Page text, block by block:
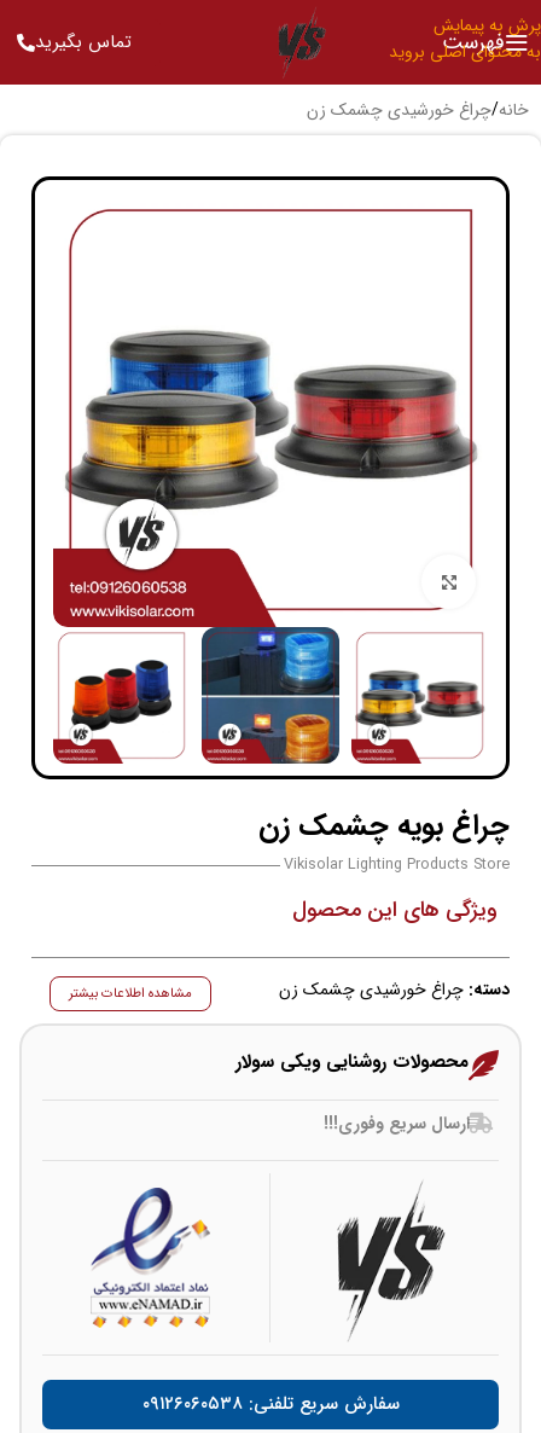
پرش به پیمایش
به محتوای اصلی بروید
فهرست تماس بگیرید
خانه/چراغ خورشیدی چشمک زن
چراغ بویه چشمک زن
Vikisolar Lighting Products Store
ویژگی های این محصول
دسته: چراغ خورشیدی چشمک زن مشاهده اطلاعات بیشتر
محصولات روشنایی ویکی سولار
ارسال سریع وفوری!!!
سفارش سریع تلفنی: ۰۹۱۲۶۰۶۰۵۳۸